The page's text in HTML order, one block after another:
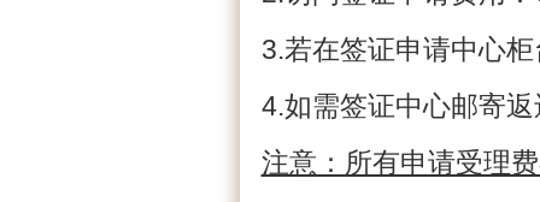
3.若在签证申请中心
4.如需签证中心邮寄
注意：所有申请受理